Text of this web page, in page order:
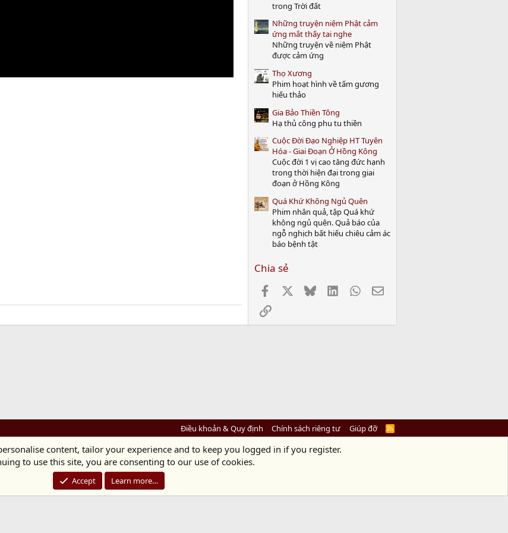
trong Trời đất
Những truyện niệm Phật cảm
ứng mắt thấy tai nghe
Những truyện về niệm Phật
được cảm ứng
Thọ Xương
Phim hoạt hình về tấm gương
hiếu thảo
Gia Bảo Thiền Tông
Hạ thủ công phu tu thiền
Cuộc Đời Đạo Nghiệp HT Tuyên
Hóa - Giai Đoạn Ở Hồng Kông
Cuộc đời 1 vị cao tăng đức hạnh
trong thời hiện đại trong giai
đoạn ở Hồng Kông
Quá Khứ Không Ngủ Quên
Phim nhân quả, tập Quá khứ
không ngủ quên. Quả báo của
ngỗ nghịch bất hiếu chiêu cảm ác
báo bệnh tật
Chia sẻ
Facebook Bluesky LinkedInWhatsApp
Email
Link
Điều khoản & Quy định Chính sách riêng tư Giúp đỡ
R
S
Diệu Pháp Âm
Pháp - Số 72/14 Phú Mỹ, Phú Hòa Đông, Củ Chi, TP.HCM (Xem Bản đồ)
Điện thoại: 028.36208438 | Email: bientap@dieuphapam.net
Chủ Nhiệm: Thích Minh Thiền
content, tailor your experience and to keep you logged in if you register.
to use this site, you are consenting to our use of cookies.
Accept Learn more…